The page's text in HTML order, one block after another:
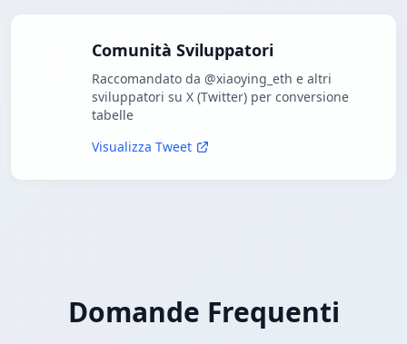
Comunità Sviluppatori
Raccomandato da @xiaoying_eth e altri
sviluppatori su X (Twitter) per conversione
tabelle
Visualizza Tweet
Domande Frequenti